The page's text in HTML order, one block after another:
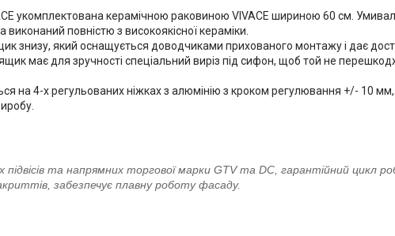
укомплектована керамічною раковиною VIVACE шириною 60 см.
повністю з високоякісної кераміки.
знизу, який оснащується доводчиками прихованого монтажу і дає
має для зручності спеціальний виріз під сифон, щоб той не
на 4-х регульованих ніжках з алюмінію з кроком регулювання +/- 10
підвісів та напрямних торгової марки GTV та DC, гарантійний цикл
забезпечує плавну роботу фасаду.